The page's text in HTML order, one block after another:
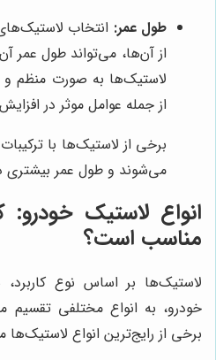
طول عمر: انتخاب
از آن‌ها، می‌تواند طول عمر
لاستیک‌ها به صورت منظم و
از جمله عوامل موثر در
برخی از لاستیک‌ها با
می‌شوند و طول عمر بیشتری
انواع لاستیک
مناسب است؟
لاستیک‌ها بر اساس نوع
خودرو، به انواع مختلفی تقسیم
برخی از رایج‌ترین انواع لاستیک‌ها